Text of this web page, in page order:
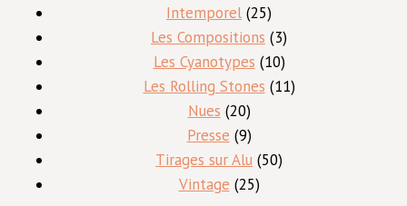
produits
Intemporel 2525
produits
Les Compositions 33
produits
Les Cyanotypes 1010
produits
Les Rolling Stones 1111
Nues 2020
produits
Presse 99
produits
Tirages sur Alu 5050
Vintage 2525